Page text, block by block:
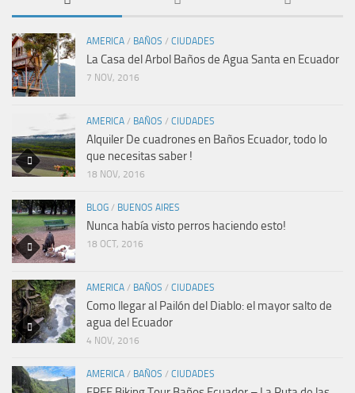
AMERICA / BAÑOS / CIUDADES
La Casa del Arbol Baños de Agua Santa en Ecuador
7 NOV, 2016
AMERICA / BAÑOS / CIUDADES
Alquiler De cuadrones en Baños Ecuador, todo lo
que necesitas saber !
18 NOV, 2016
BLOG / BUENOS AIRES
Nunca había visto perros haciendo esto!
18 OCT, 2016
AMERICA / BAÑOS / CIUDADES
Como llegar al Pailón del Diablo: el mayor salto de
agua del Ecuador
4 NOV, 2016
AMERICA / BAÑOS / CIUDADES